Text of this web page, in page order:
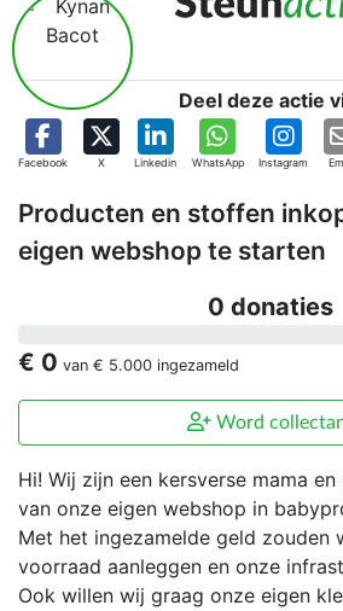
Deel deze actie
Facebook X Linkedin WhatsApp Instagram
Producten en stoffen
eigen webshop te starten
0 donaties
€ 0 van € 5.000 ingezameld
Word
Hi! Wij zijn een kersverse mama
van onze eigen webshop in
Met het ingezamelde geld zouden
voorraad aanleggen en onze
Ook willen wij graag onze eigen